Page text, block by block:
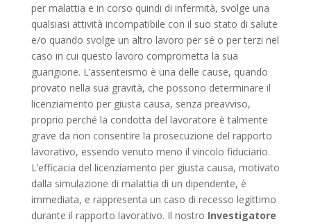
per malattia e in corso quindi di infermità, svolge una
qualsiasi attività incompatibile con il suo stato di salute
e/o quando svolge un altro lavoro per sé o per terzi nel
caso in cui questo lavoro comprometta la sua
guarigione. L’assenteismo è una delle cause, quando
provato nella sua gravità, che possono determinare il
licenziamento per giusta causa, senza preavviso,
proprio perché la condotta del lavoratore è talmente
grave da non consentire la prosecuzione del rapporto
lavorativo, essendo venuto meno il vincolo fiduciario.
L’efficacia del licenziamento per giusta causa, motivato
dalla simulazione di malattia di un dipendente, è
immediata, e rappresenta un caso di recesso legittimo
durante il rapporto lavorativo. Il nostro Investigatore